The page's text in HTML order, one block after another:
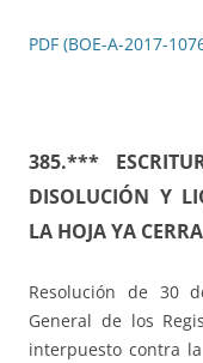
PDF (BOE-A-2017-
385.***
DISOLUCIÓN Y
LA HOJA YA
Resolución de 30
General de los
interpuesto contra